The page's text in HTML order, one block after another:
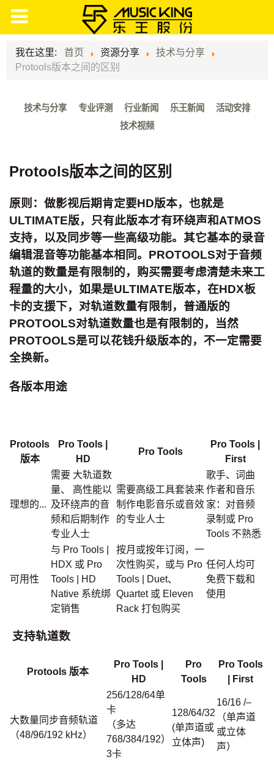
我在这里: 首页 资源分享
技术与分享
Protools版本之间的区别
技术与分享 专业评测 行业新闻 乐王新闻
活动安排
技术视频
Protools版本之间的区别
原则：做影视后期肯定要HD版本，也就是
ULTIMATE版，只有此版本才有环绕声和ATMOS
支持，以及同步等一些高级功能。其它基本的录音
编辑混音等功能基本相同。PROTOOLS对于音频
轨道的数量是有限制的，购买需要考虑清楚未来工
程量的大小，如果是ULTIMATE版本，在HDX板
卡的支援下，对轨道数量有限制，普通版的
PROTOOLS对轨道数量也是有限制的，当然
PROTOOLS是可以花钱升级版本的，不一定需要
全换新。
各版本用途
Protools
版本
Pro Tools |
HD
Pro Tools
Pro Tools |
First
理想的...
需要 大轨道数
量、 高性能以
及环绕声的音
频和后期制作
专业人士
需要高级工具套装来
制作电影音乐或音效
的专业人士
歌手、词曲
作者和音乐
家：对音频
录制或 Pro
Tools 不熟悉
可用性
与 Pro Tools |
HDX 或 Pro
Tools | HD
Native 系统绑
定销售
按月或按年订阅，一
次性购买，或与 Pro
Tools | Duet、
Quartet 或 Eleven
Rack 打包购买
任何人均可
免费下载和
使用
支持轨道数
Protools 版本
Pro Tools |
HD
Pro
Tools
Pro Tools
| First
大数量同步音频轨道
（48/96/192 kHz）
256/128/64单
卡
（多达
768/384/192）
3卡
128/64/32
(单声道或
立体声)
16/16 /–
（单声道
或立体
声）